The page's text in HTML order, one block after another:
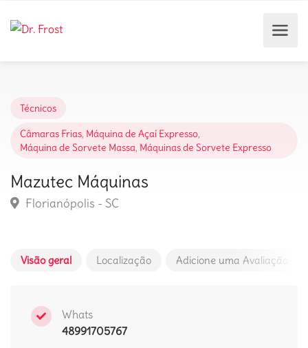
Técnicos
Câmaras Frias, Máquina de Açaí Expresso,
Máquina de Sorvete Massa, Máquinas de Sorvete Expresso
Mazutec Máquinas
Florianópolis - SC
Visão geral Localização Adicione uma Avaliação
Whats
48991705767